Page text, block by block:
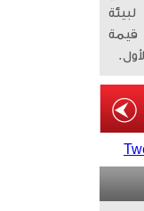
قيمة